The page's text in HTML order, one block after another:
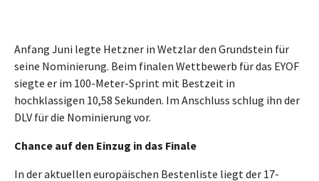
Anfang Juni legte Hetzner in Wetzlar den Grundstein für
seine Nominierung. Beim finalen Wettbewerb für das EYOF
siegte er im 100-Meter-Sprint mit Bestzeit in
hochklassigen 10,58 Sekunden. Im Anschluss schlug ihn der
DLV für die Nominierung vor.
Chance auf den Einzug in das Finale
In der aktuellen europäischen Bestenliste liegt der 17-